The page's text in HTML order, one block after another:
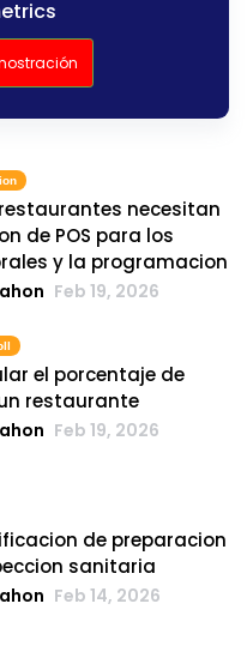
necesitan
de POS para los
y la programacion
Feb 19, 2026
el porcentaje de
restaurante
Feb 19, 2026
de preparacion
sanitaria
Feb 14, 2026